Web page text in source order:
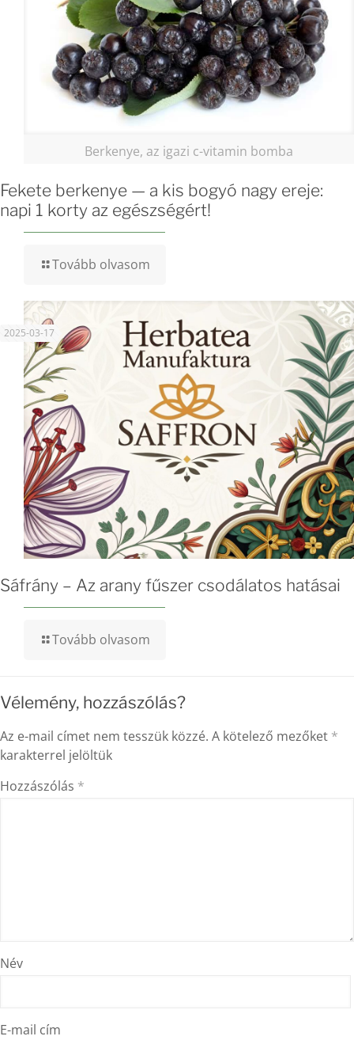
Berkenye, az igazi c-vitamin bomba
Fekete berkenye — a kis bogyó nagy ereje:
napi 1 korty az egészségért!
Tovább olvasom
2025-03-17
Sáfrány – Az arany fűszer csodálatos hatásai
Tovább olvasom
Vélemény, hozzászólás?
Az e-mail címet nem tesszük közzé. A kötelező mezőket *
karakterrel jelöltük
Hozzászólás *
Név
E-mail cím